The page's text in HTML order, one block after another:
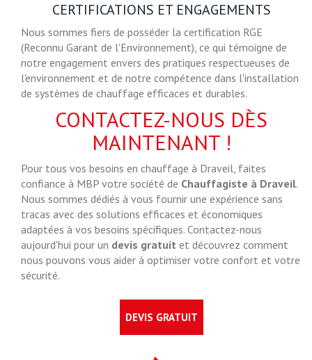
CERTIFICATIONS ET ENGAGEMENTS
Nous sommes fiers de posséder la certification RGE
(Reconnu Garant de l'Environnement), ce qui témoigne de
notre engagement envers des pratiques respectueuses de
l'environnement et de notre compétence dans l'installation
de systèmes de chauffage efficaces et durables.
CONTACTEZ-NOUS DÈS
MAINTENANT !
Pour tous vos besoins en chauffage à Draveil, faites
confiance à MBP votre société de Chauffagiste à Draveil.
Nous sommes dédiés à vous fournir une expérience sans
tracas avec des solutions efficaces et économiques
adaptées à vos besoins spécifiques. Contactez-nous
aujourd'hui pour un devis gratuit et découvrez comment
nous pouvons vous aider à optimiser votre confort et votre
sécurité.
DEVIS GRATUIT